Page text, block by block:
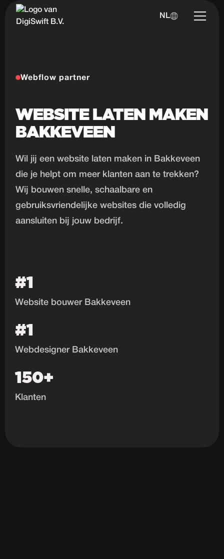
NL
Webflow partner
WEBSITE LATEN MAKEN
BAKKEVEEN
Wil jij een website laten maken in Bakkeveen
die je helpt om meer klanten aan te trekken?
Wij bouwen snelle, schaalbare en
gebruiksvriendelijke websites die volledig
aansluiten bij jouw bedrijf.
#1
Website bouwer Bakkeveen
#1
Webdesigner Bakkeveen
150+
Klanten